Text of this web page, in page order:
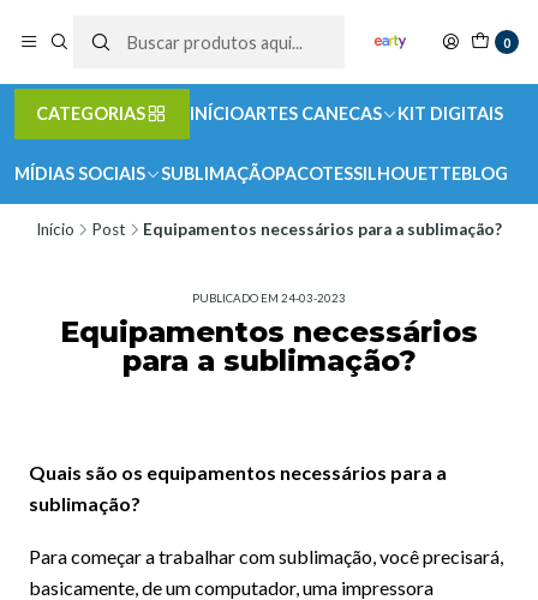
0
CATEGORIAS INÍCIOARTES CANECAS KIT DIGITAIS
MÍDIAS SOCIAIS SUBLIMAÇÃOPACOTESSILHOUETTEBLOG
Início Post Equipamentos necessários para a sublimação?
PUBLICADO EM 24-03-2023
Equipamentos necessários
para a sublimação?
Quais são os equipamentos necessários para a
sublimação?
Para começar a trabalhar com sublimação, você precisará,
basicamente, de um computador, uma impressora